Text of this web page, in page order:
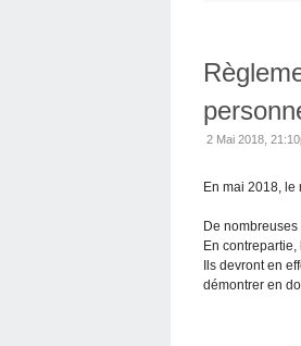
2 Mai 2018,
En mai 2018,
De
En
Ils devront en
démontrer en